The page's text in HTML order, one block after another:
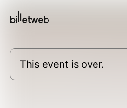
This event is over.